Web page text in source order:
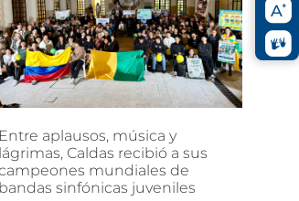
Entre aplausos, música y
lágrimas, Caldas recibió a sus
mundiales de
bandas sinfónicas juveniles